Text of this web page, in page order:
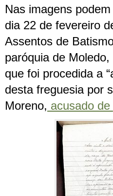
Nas imagens
dia 22 de fevereiro
Assentos de
paróquia de
que foi procedida a
desta freguesia por
Moreno, acusado